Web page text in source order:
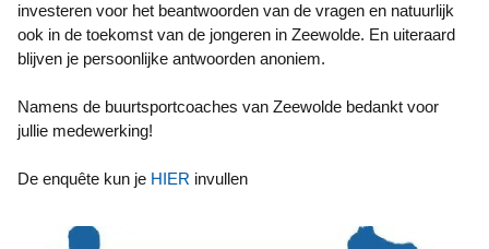
investeren voor het beantwoorden van de vragen en natuurlijk
ook in de toekomst van de jongeren in Zeewolde. En uiteraard
blijven je persoonlijke antwoorden anoniem.
Namens de buurtsportcoaches van Zeewolde bedankt voor
jullie medewerking!
De enquête kun je HIER invullen